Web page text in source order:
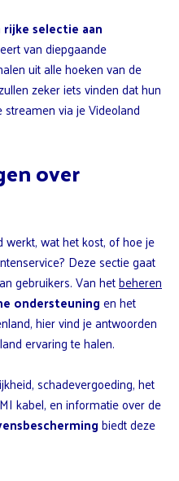
rijke selectie aan
van diepgaande
uit alle hoeken van de
zeker iets vinden dat hun
via je Videoland
over
wat het kost, of hoe je
Deze sectie gaat
gebruikers. Van hetbeheren
ondersteuningen het
hier vind je antwoorden
ervaring te halen.
schadevergoeding, het
kabel, en informatie over de
biedt deze